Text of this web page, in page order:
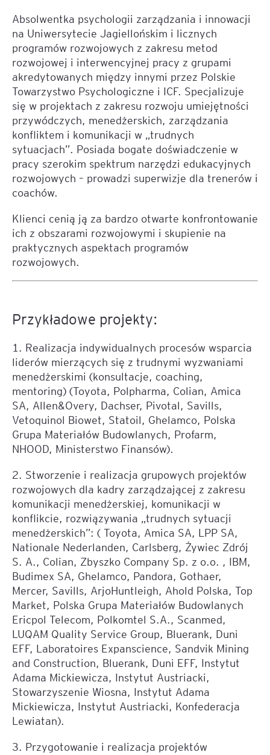
Absolwentka psychologii zarządzania i innowacji
na Uniwersytecie Jagiellońskim i licznych
programów rozwojowych z zakresu metod
rozwojowej i interwencyjnej pracy z grupami
akredytowanych między innymi przez Polskie
Towarzystwo Psychologiczne i ICF. Specjalizuje
się w projektach z zakresu rozwoju umiejętności
przywódczych, menedżerskich, zarządzania
konfliktem i komunikacji w „trudnych
sytuacjach”. Posiada bogate doświadczenie w
pracy szerokim spektrum narzędzi edukacyjnych
rozwojowych – prowadzi superwizje dla trenerów i
coachów.
Klienci cenią ją za bardzo otwarte konfrontowanie
ich z obszarami rozwojowymi i skupienie na
praktycznych aspektach programów
rozwojowych.
Przykładowe projekty:
1. Realizacja indywidualnych procesów wsparcia
liderów mierzących się z trudnymi wyzwaniami
menedżerskimi (konsultacje, coaching,
mentoring) (Toyota, Polpharma, Colian, Amica
SA, Allen&Overy, Dachser, Pivotal, Savills,
Vetoquinol Biowet, Statoil, Ghelamco, Polska
Grupa Materiałów Budowlanych, Profarm,
NHOOD, Ministerstwo Finansów).
2. Stworzenie i realizacja grupowych projektów
rozwojowych dla kadry zarządzającej z zakresu
komunikacji menedżerskiej, komunikacji w
konflikcie, rozwiązywania „trudnych sytuacji
menedżerskich”: ( Toyota, Amica SA, LPP SA,
Nationale Nederlanden, Carlsberg, Żywiec Zdrój
S. A., Colian, Zbyszko Company Sp. z o.o. , IBM,
Budimex SA, Ghelamco, Pandora, Gothaer,
Mercer, Savills, ArjoHuntleigh, Ahold Polska, Top
Market, Polska Grupa Materiałów Budowlanych
Ericpol Telecom, Polkomtel S.A., Scanmed,
LUQAM Quality Service Group, Bluerank, Duni
EFF, Laboratoires Expanscience, Sandvik Mining
and Construction, Bluerank, Duni EFF, Instytut
Adama Mickiewicza, Instytut Austriacki,
Stowarzyszenie Wiosna, Instytut Adama
Mickiewicza, Instytut Austriacki, Konfederacja
Lewiatan).
3. Przygotowanie i realizacja projektów